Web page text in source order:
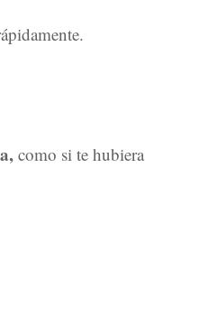
como si te hubiera